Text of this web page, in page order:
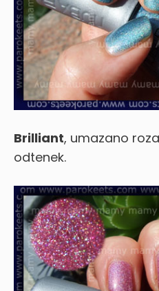
Brilliant, umazano
odtenek.